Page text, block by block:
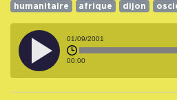
humanitaire afrique dijon
01/09/2001
00:00